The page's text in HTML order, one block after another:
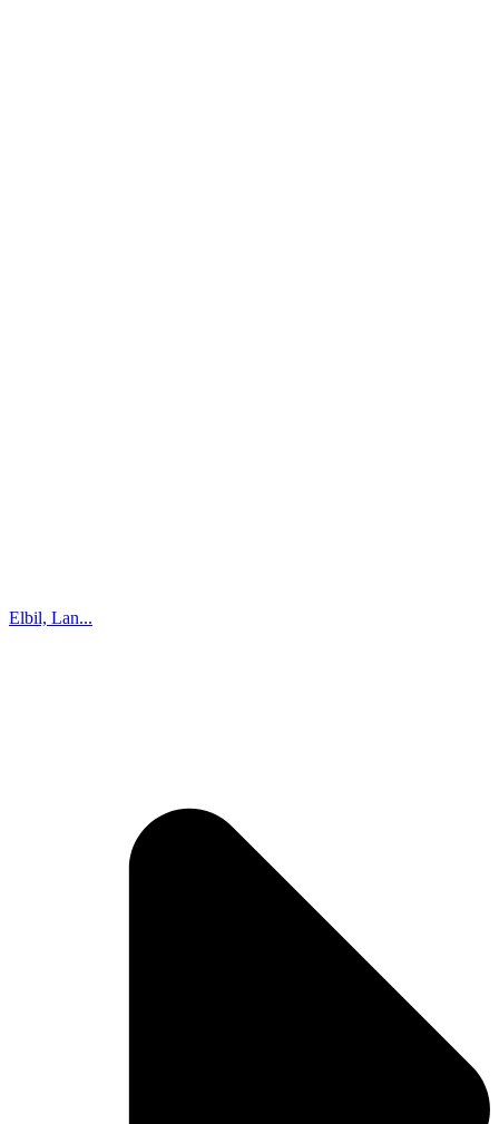
Elbil, Lan...